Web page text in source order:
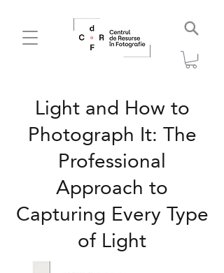
Light and How to
Photograph It: The
Professional
Approach to
Capturing Every Type
of Light